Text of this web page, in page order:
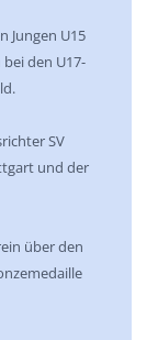
Jungen U15
den U17-
SV
und der
über den